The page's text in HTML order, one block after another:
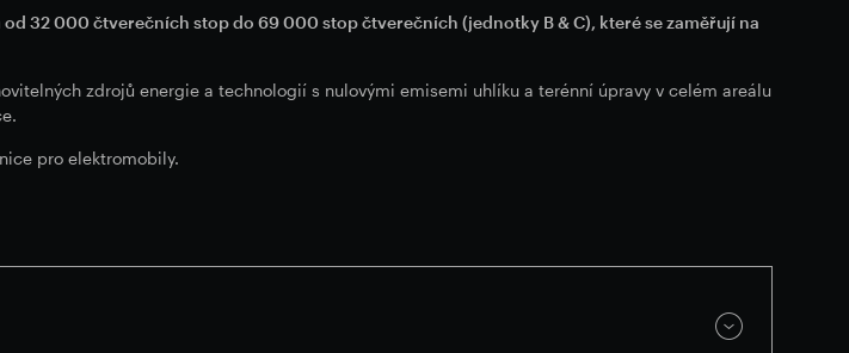
32 000 čtverečních stop do 69 000 stop čtverečních (jednotky B & C), které se zaměřují na
zdrojů energie a technologií s nulovými emisemi uhlíku a terénní úpravy v celém areálu
pro elektromobily.